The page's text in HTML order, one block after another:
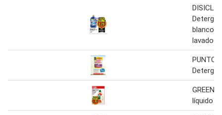
DISICLIN
blanco/
lavados
GREEN
líquido